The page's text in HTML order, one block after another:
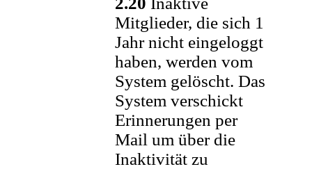
Mitglieder, die sich 1
Jahr nicht eingeloggt
haben, werden vom
System gelöscht. Das
System verschickt
Erinnerungen per
Mail um über die
Inaktivität zu